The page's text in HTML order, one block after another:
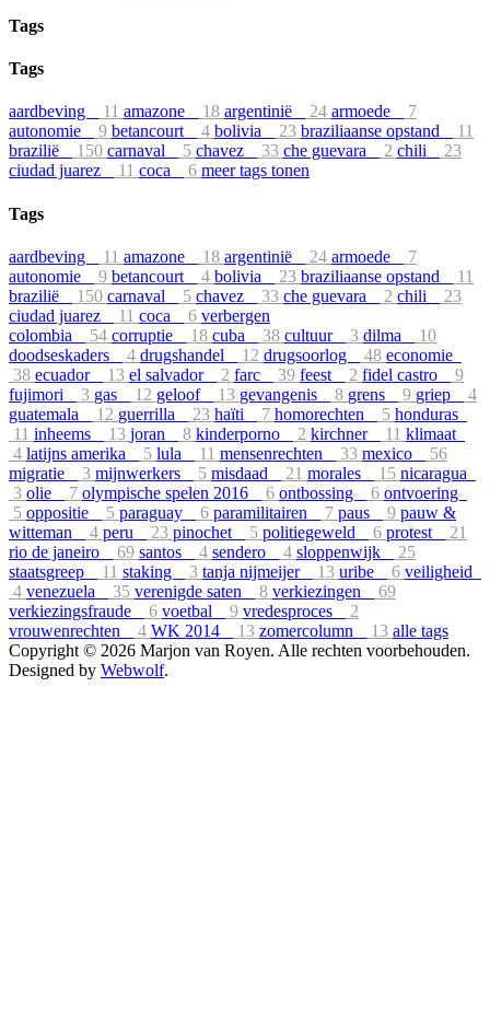
Tags
Tags
aardbeving 11 amazone 18 argentinië 24 armoede
7
autonomie
9 betancourt 4 bolivia 23 braziliaanse opstand
11
brazilië
150 carnaval 5 chavez 33 che guevara 2 chili
23
ciudad juarez
11 coca 6 meer tags tonen
Tags
aardbeving 11 amazone 18 argentinië 24 armoede
7
autonomie
9 betancourt 4 bolivia 23 braziliaanse opstand
11
brazilië
150 carnaval 5 chavez 33 che guevara 2 chili
23
ciudad juarez
11 coca 6 verbergen
colombia
54 corruptie 18 cuba 38 cultuur 3 dilma
10
doodseskaders
4 drugshandel 12 drugsoorlog 48 economie
38 ecuador 13 el salvador 2 farc 39 feest 2 fidel castro
9
fujimori
3 gas 12 geloof 13 gevangenis 8 grens 9 griep
4
guatemala
12 guerrilla 23 haïti 7 homorechten 5 honduras
11 inheems 13 joran 8 kinderporno 2 kirchner 11 klimaat
4 latijns amerika 5 lula 11 mensenrechten 33 mexico
56
migratie
3 mijnwerkers 5 misdaad 21 morales 15 nicaragua
3 olie 7 olympische spelen 2016 6 ontbossing 6 ontvoering
5 oppositie 5 paraguay 6 paramilitairen 7 paus 9 pauw &
witteman
4 peru 23 pinochet 5 politiegeweld 6 protest
21
rio de janeiro
69 santos 4 sendero 4 sloppenwijk
25
staatsgreep
11 staking 3 tanja nijmeijer 13 uribe 6 veiligheid
4 venezuela 35 verenigde saten 8 verkiezingen
69
verkiezingsfraude
6 voetbal 9 vredesproces
2
vrouwenrechten
4 WK 2014 13 zomercolumn 13 alle tags
Copyright © 2026 Marjon van Royen. Alle rechten voorbehouden.
Designed by Webwolf.